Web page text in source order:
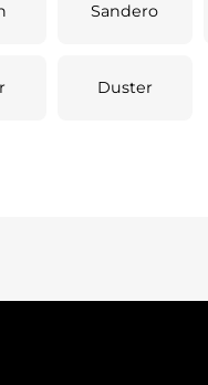
Sandero
Duster